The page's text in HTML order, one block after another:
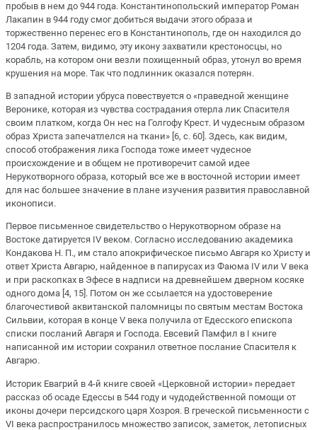
пробыв в нем до 944 года. Константинопольский император Роман
Лакапин в 944 году смог добиться выдачи этого образа и
торжественно перенес его в Константинополь, где он находился до
1204 года. Затем, видимо, эту икону захватили крестоносцы, но
корабль, на котором они везли похищенный образ, утонул во время
крушения на море. Так что подлинник оказался потерян.
В западной истории убруса повествуется о «праведной женщине
Веронике, которая из чувства сострадания отерла лик Спасителя
своим платком, когда Он нес на Голгофу Крест. И чудесным образом
образ Христа запечатлелся на ткани» [6, с. 60]. Здесь, как видим,
способ отображения лика Господа тоже имеет чудесное
происхождение и в общем не противоречит самой идее
Нерукотворного образа, который все же в восточной истории имеет
для нас большее значение в плане изучения развития православной
иконописи.
Первое письменное свидетельство о Нерукотворном образе на
Востоке датируется IV веком. Согласно исследованию академика
Кондакова Н. П., им стало апокрифическое письмо Авгаря ко Христу и
ответ Христа Авгарю, найденное в папирусах из Фаюма IV или V века
и при раскопках в Эфесе в надписи на древнейшем дверном косяке
одного дома [4, 15]. Потом он же ссылается на удостоверение
благочестивой аквитанской паломницы по святым местам Востока
Сильвии, которая в конце V века получила от Едесского епископа
списки посланий Авгаря и Господа. Евсевий Памфил в I книге
написанной им истории сохранил ответное послание Спасителя к
Авгарю.
Историк Евагрий в 4-й книге своей «Церковной истории» передает
рассказ об осаде Едессы в 544 году и чудодейственной помощи от
иконы дочери персидского царя Хозроя. В греческой письменности с
VI века распространилось множество записок, заметок, летописных